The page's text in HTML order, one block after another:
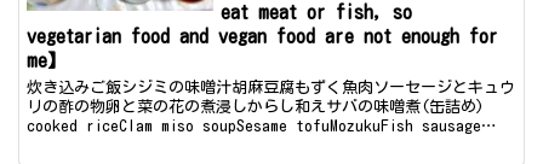
eat meat or fish, so
vegetarian food and vegan food are not enough for
me】
炊き込みご飯シジミの味噌汁胡麻豆腐もずく魚肉ソーセージとキュウ
リの酢の物卵と菜の花の煮浸しからし和えサバの味噌煮(缶詰め)
cooked riceClam miso soupSesame tofuMozukuFish sausage